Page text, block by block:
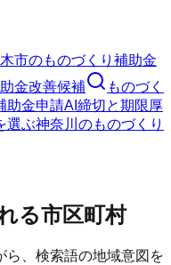
市のものづくり補助金
金改善候補
ものづく
助金申請AI 締切と期限厚
選ぶ神奈川 のものづくり
る市区町村
ら、検索語の地域意図を